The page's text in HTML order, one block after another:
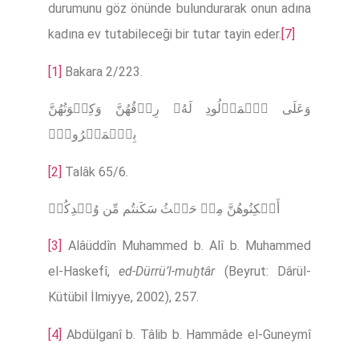
durumunu göz önünde bulundurarak onun adına
kadına ev tutabileceği bir tutar tayin eder. [7]
[1] Bakara 2/223.
وَعَلَى ٱلۡمَوۡلُودِ لَهُۥ رِزۡقُهُنَّ وَكِسۡوَتُهُنَّ
بِٱلۡمَعۡرُوفِۚ
[2] Talâk 65/6.
أَسۡكِنُوهُنَّ مِنۡ حَیۡثُ سَكَنتُم مِّن وُجۡدِكُمۡ
[3]
Alâüddîn Muhammed b. Alî b. Muhammed
el-Haskefî,ed-Dürrü’l-muḫtâr(Beyrut: Dârül-
Kütübil İlmiyye, 2002), 257.
[4] Abdülganî b. Tâlib b. Hammâde el-Guneymî